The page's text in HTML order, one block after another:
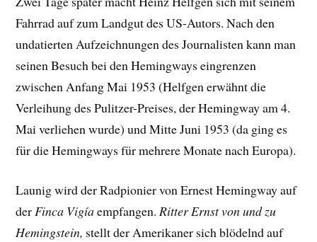
Fahrrad auf zum Landgut des US-Autors. Nach den
undatierten Aufzeichnungen des Journalisten kann man
seinen Besuch bei den Hemingways eingrenzen
zwischen Anfang Mai 1953 (Helfgen erwähnt die
Verleihung des Pulitzer-Preises, der Hemingway am 4.
Mai verliehen wurde) und Mitte Juni 1953 (da ging es
für die Hemingways für mehrere Monate nach Europa).
Launig wird der Radpionier von Ernest Hemingway auf
derFinca Vigíaempfangen. Ritter Ernst von und zu
Hemingstein, stellt der Amerikaner sich blödelnd auf